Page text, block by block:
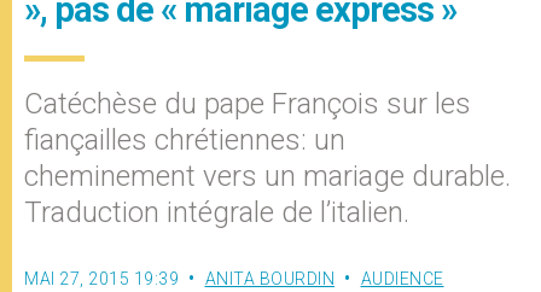
», pas de « mariage express »
Catéchèse du pape François sur les
fiançailles chrétiennes: un
cheminement vers un mariage durable.
Traduction intégrale de l’italien.
MAI 27, 2015 19:39 ANITA BOURDIN
AUDIENCE